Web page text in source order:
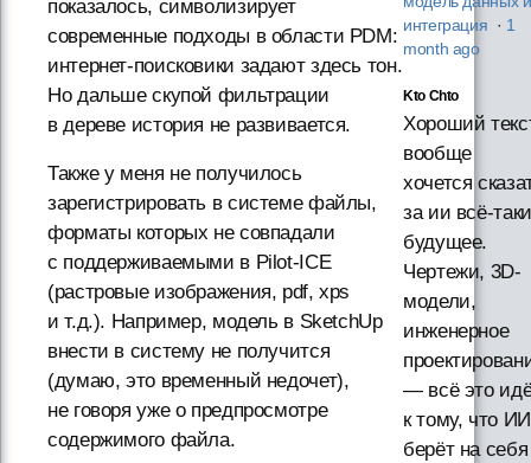
показалось, символизирует
современные подходы в области PDM:
интернет-поисковики задают здесь тон.
Но дальше скупой фильтрации
в дереве история не развивается.
Также у меня не получилось
зарегистрировать в системе файлы,
форматы которых не совпадали
с поддерживаемыми в Pilot-ICE
(растровые изображения, pdf, xps
и т.д.). Например, модель в SketchUp
внести в систему не получится
(думаю, это временный недочет),
не говоря уже о предпросмотре
содержимого файла.
интеграция · 1
month ago
Kto Chto
Хороший
вообще
хочется
за ии всё-таки
будущее.
Чертежи, 3D-
модели,
инженерное
— всё это
к тому, что ИИ
берёт на себя